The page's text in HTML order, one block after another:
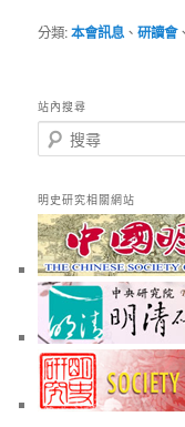
分類:本會訊息 、研讀會
站內搜尋
搜
尋
明史研究相關網站